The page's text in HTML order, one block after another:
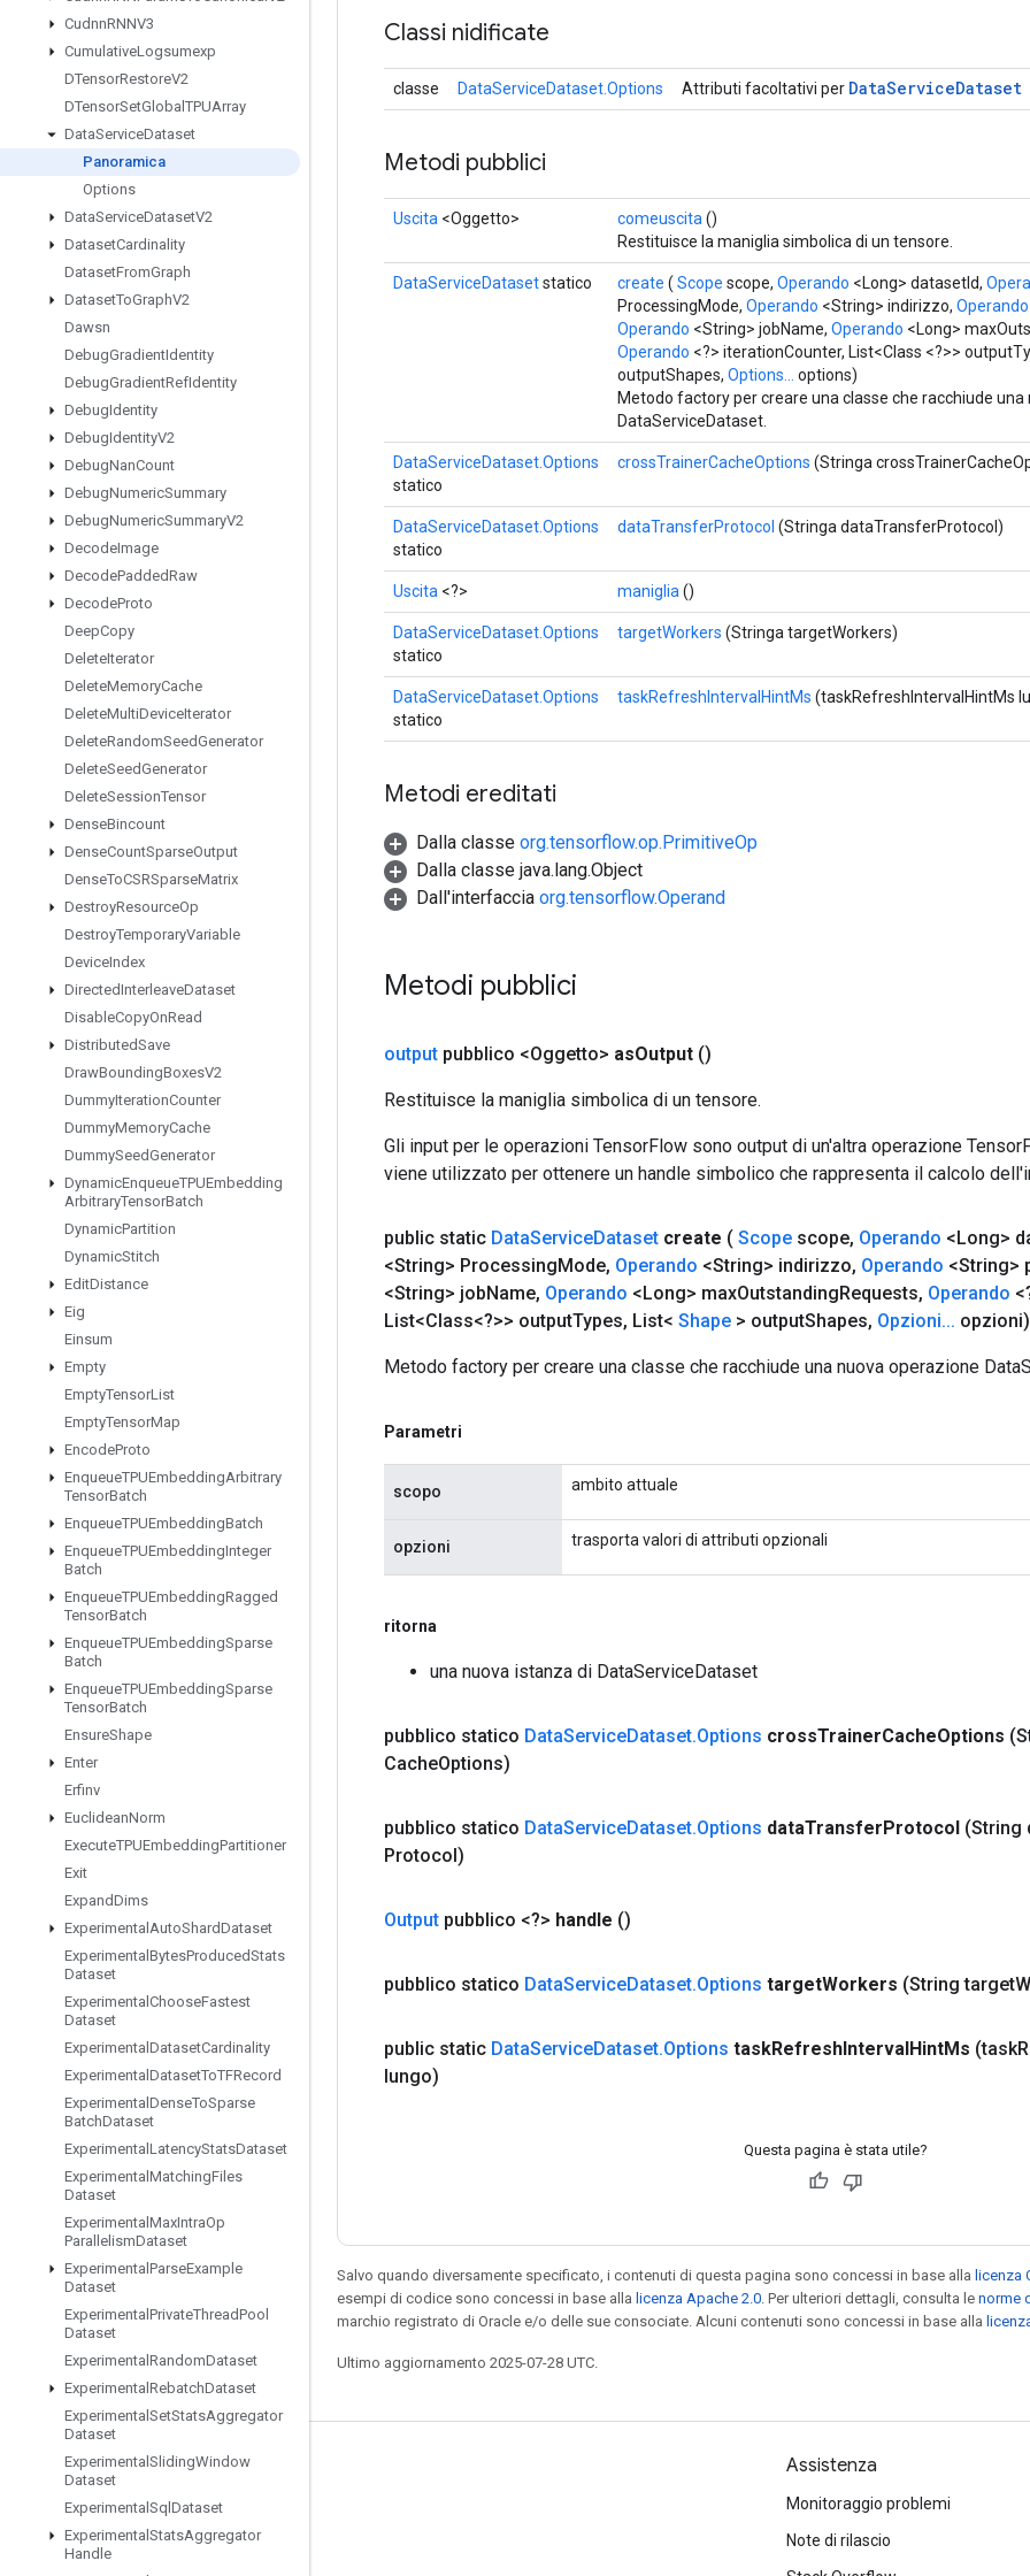
CudnnRNNV3
CumulativeLogsumexp
DTensorRestoreV2
DTensorSetGlobal TPUArray
DataServiceDataset
Panoramica
Options
DataServiceDatasetV2
DatasetCardinality
DatasetFromGraph
DatasetToGraphV2
Dawsn
DebugGradientIdentity
DebugGradientRefIdentity
DebugIdentity
DebugIdentityV2
DebugNanCount
DebugNumericSummary
DebugNumericSummaryV2
DecodeImage
DecodePaddedRaw
DecodeProto
DeepCopy
DeleteIterator
DeleteMemoryCache
DeleteMultiDeviceIterator
DeleteRandomSeedGenerator
DeleteSeedGenerator
DeleteSessionTensor
DenseBincount
DenseCountSparseOutput
DenseToCSRSparseMatrix
DestroyResourceOp
DestroyTemporaryVariable
DeviceIndex
DirectedInterleaveDataset
DisableCopyOnRead
DistributedSave
DrawBoundingBoxesV2
DummyIterationCounter
DummyMemoryCache
DummySeedGenerator
DynamicEnqueueTPUEmbedding
ArbitraryTensorBatch
DynamicPartition
DynamicStitch
EditDistance
Eig
Einsum
Empty
EmptyTensorList
EmptyTensorMap
EncodeProto
EnqueueTPUEmbeddingArbitrary
TensorBatch
EnqueueTPUEmbeddingBatch
EnqueueTPUEmbeddingInteger
Batch
EnqueueTPUEmbeddingRagged
TensorBatch
EnqueueTPUEmbeddingSparse
Batch
EnqueueTPUEmbeddingSparse
TensorBatch
EnsureShape
Enter
Erfinv
EuclideanNorm
ExecuteTPUEmbeddingPartitioner
Exit
ExpandDims
Experimental AutoShardDataset
Experimental BytesProducedStats
Dataset
Experimental ChooseFastest
Dataset
Experimental DatasetCardinality
Experimental DatasetToTFRecord
Experimental DenseToSparse
BatchDataset
Experimental LatencyStatsDataset
Experimental MatchingFiles
Dataset
Experimental MaxIntraOp
ParallelismDataset
Experimental ParseExample
Dataset
Experimental PrivateThreadPool
Dataset
Experimental RandomDataset
Experimental RebatchDataset
Experimental SetStatsAggregator
Dataset
Experimental SlidingWindow
Dataset
Experimental Sql Dataset
Experimental StatsAggregator
Handle
Classi nidificate
classe DataServiceDataset.Options Attributi facoltativi per DataServiceDataset
Metodi pubblici
Uscita <Oggetto> comeuscita ()
Restituisce la maniglia simbolica di un tensore.
DataServiceDatasetstatico create ( Scope scope, Operando <Long> datasetId,
ProcessingMode, Operando <String> indirizzo, Operando
Operando <String> jobName, Operando <Long>
Operando <?> iterationCounter, List<Class <?>>
outputShapes, Options...
options)
Metodo factory per creare una classe che racchiude
DataServiceDataset.
DataServiceDataset.Options
statico
crossTrainerCacheOptions (Stringa
DataServiceDataset.Options
statico
dataTransferProtocol (Stringa dataTransferProtocol)
Uscita <?> maniglia ()
DataServiceDataset.Options
statico
targetWorkers (Stringa targetWorkers)
DataServiceDataset.Options
statico
taskRefreshIntervalHintMs (taskRefreshIntervalHintMs
Metodi ereditati
Dalla classe org.tensorflow.op.PrimitiveOp
Dalla classe java.lang.Object
Dall'interfaccia org.tensorflow.Operand
Metodi pubblici
output pubblico <Oggetto> asOutput ()
Restituisce la maniglia simbolica di un tensore.
Gli input per le operazioni TensorFlow sono output di un'altra operazione
viene utilizzato per ottenere un handle simbolico che rappresenta il calcolo
public static DataServiceDataset create ( Scope scope, Operando <Long>
<String> ProcessingMode, Operando <String> indirizzo, Operando <String>
<String> jobName, Operando <Long> maxOutstandingRequests, Operando
List<Class<?>> outputTypes, List< Shape > outputShapes, Opzioni... opzioni)
Metodo factory per creare una classe che racchiude una nuova operazione
Parametri
scopo ambito attuale
opzioni trasporta valori di attributi opzionali
ritorna
una nuova istanza di DataServiceDataset
pubblico statico DataServiceDataset.Options crossTrainerCacheOptions
CacheOptions)
pubblico statico DataServiceDataset.Options dataTransferProtocol (String
Protocol)
Output pubblico <?> handle ()
pubblico statico DataServiceDataset.Options targetWorkers (String target
public static DataServiceDataset.Options taskRefreshIntervalHintMs (task
lungo)
Questa pagina è stata utile?
Salvo quando diversamente specificato, i contenuti di questa pagina sono concessi in base alla licenza
esempi di codice sono concessi in base alla licenza Apache 2.0 . Per ulteriori dettagli, consulta le norme
marchio registrato di Oracle e/o delle sue consociate. Alcuni contenuti sono concessi in base alla
Ultimo aggiornamento 2025-07-28 UTC.
Resta connesso
Forum
Assistenza
Monitoraggio problemi
Note di rilascio